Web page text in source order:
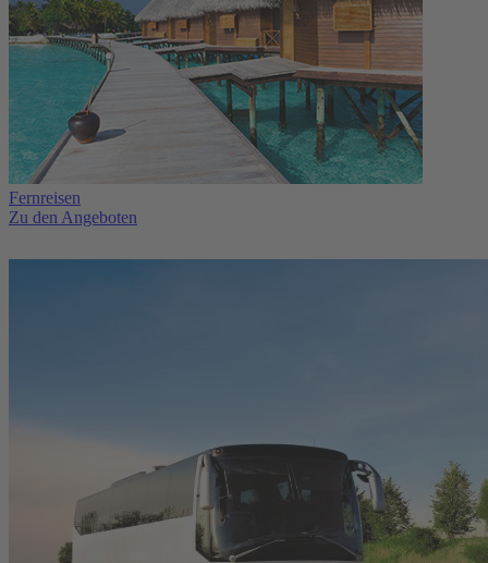
Fernreisen
Zu den Angeboten